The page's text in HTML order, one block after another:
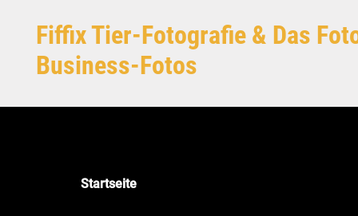
Fiffix Tier-Fotografie & Das
Business-Fotos
Startseite